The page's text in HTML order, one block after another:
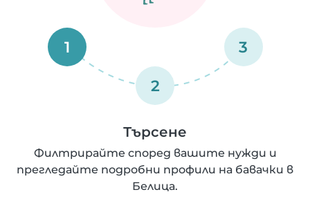
1
2
3
Търсене
Филтрирайте според вашите нужди и
прегледайте подробни профили на бавачки в
Белица.